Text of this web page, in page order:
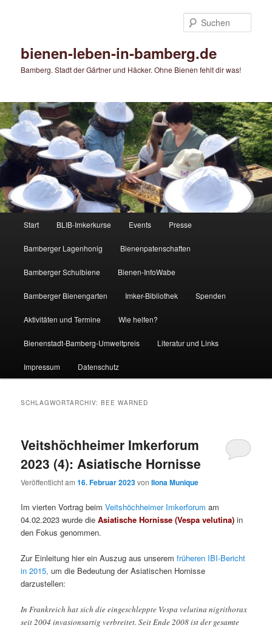
bienen-leben-in-bamberg.de
Bamberg. Stadt der Gärtner und Häcker. Ohne Bienen fehlt dir was!
Start BLIB-Imkerkurse Events Presse
Bamberger Lagenhonig Bienenpatenschaften
Bamberger Schulbiene Bienen-InfoWabe
Bamberger Bienengarten Imker-Bibliothek Spenden
Aktivitäten und Termine Wie helfen?
Bienenstadt-Bamberg-Umweltpreis Literatur und Links
Impressum Datenschutz
SCHLAGWORTARCHIV:BEE WARNED
Veitshöchheimer Imkerforum
2023 (4): Asiatische Hornisse
Veröffentlicht am16. Februar 2023vonIlona Munique
Im vierten Vortrag beimVeitshöchheimer Imkerforum am
04.02.2023 wurde dieAsiatische Hornisse (Vespa velutina)in
den Fokus genommen.
Zur Einleitung hier ein Auszug aus unseremfrüheren IBI-Bericht
in 2015, um die Bedeutung der Asiatischen Hornisse
darzustellen:
In Frankreich hat sich die eingeschleppte Vespa velutina nigrithorax
seit 2004 invasionsartig verbreitet. Seit Ende 2008 ist der gesamte